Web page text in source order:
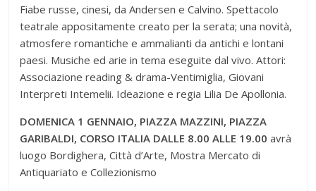
Fiabe russe, cinesi, da Andersen e Calvino. Spettacolo
teatrale appositamente creato per la serata; una novità,
atmosfere romantiche e ammalianti da antichi e lontani
paesi. Musiche ed arie in tema eseguite dal vivo. Attori:
Associazione reading & drama-Ventimiglia, Giovani
Interpreti Intemelii. Ideazione e regia Lilia De Apollonia.
DOMENICA 1 GENNAIO, PIAZZA MAZZINI, PIAZZA
GARIBALDI, CORSO ITALIA DALLE 8.00 ALLE 19.00 avrà
luogo Bordighera, Città d’Arte, Mostra Mercato di
Antiquariato e Collezionismo